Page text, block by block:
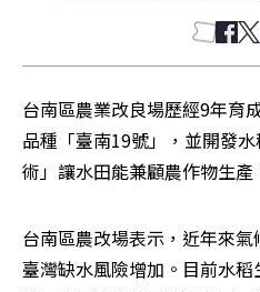
台南區農業改良場歷經9年育
品種「臺南19號」，並開發
術」讓水田能兼顧農作物生產
台南區農改場表示，近年來
臺灣缺水風險增加。目前水